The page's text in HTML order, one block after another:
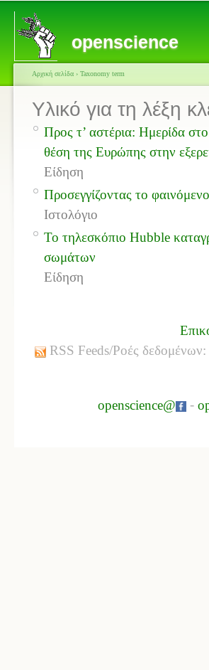
openscience
Αρχική σελίδα › Taxonomy term
Υλικό για τη λέξη
Προς τ’ αστέρια: Ημερίδα
θέση της Ευρώπης στην
Είδηση
Προσεγγίζοντας το
Ιστολόγιο
Το τηλεσκόπιο Hubble
σωμάτων
Είδηση
RSS Feeds/Ροές δεδομένων:
openscience@ -